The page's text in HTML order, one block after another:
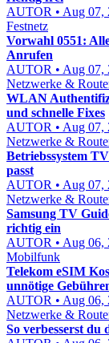
AUTOR • Aug 07,
Festnetz
Vorwahl 0551:
Anrufen
AUTOR • Aug 07,
Netzwerke &
WLAN
und schnelle Fixes
AUTOR • Aug 07,
Netzwerke &
Betriebssystem
passt
AUTOR • Aug 07,
Netzwerke &
Samsung TV
richtig ein
AUTOR • Aug 06,
Mobilfunk
Telekom eSIM
unnötige
AUTOR • Aug 06,
Netzwerke &
So verbesserst du